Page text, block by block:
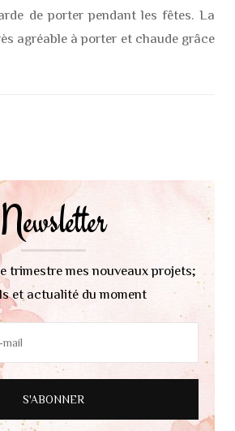
de porter pendant les fêtes. La
agréable à porter et chaude grâce
Newsletter
trimestre mes nouveaux projets;
et actualité du moment